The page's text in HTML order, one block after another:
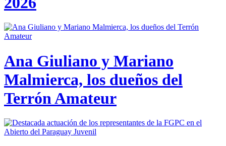
Ana Giuliano y Mariano
Malmierca, los dueños del
Terrón Amateur